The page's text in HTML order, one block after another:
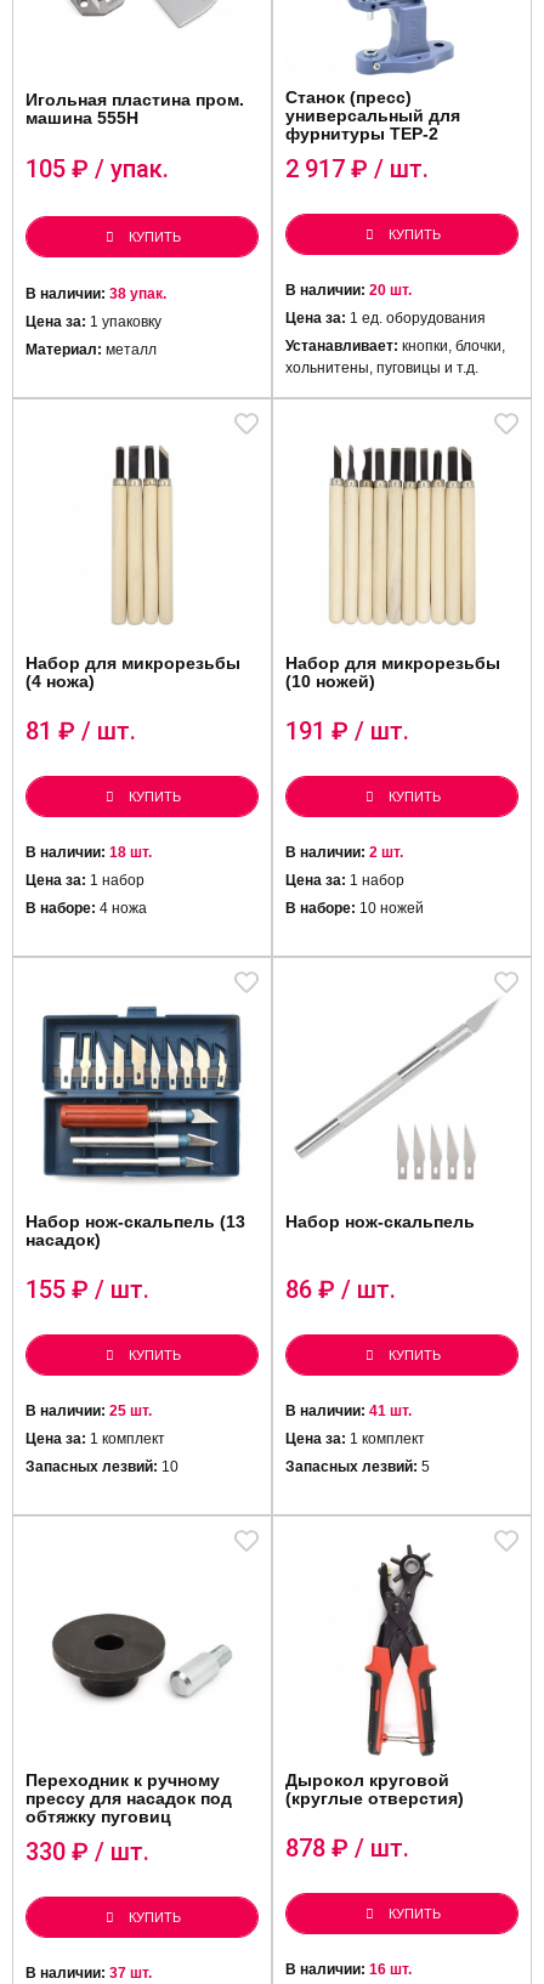
Игольная пластина пром.
машина 555H
105 ₽ / упак.
КУПИТЬ
В наличии: 38 упак.
Цена за: 1 упаковку
Материал: металл
Станок (пресс)
универсальный для
фурнитуры ТЕР-2
2 917 ₽ / шт.
КУПИТЬ
В наличии: 20 шт.
Цена за: 1 ед. оборудования
Устанавливает: кнопки, блочки,
хольнитены, пуговицы и т.д.
Набор для микрорезьбы
(4 ножа)
81 ₽ / шт.
КУПИТЬ
В наличии: 18 шт.
Цена за: 1 набор
В наборе: 4 ножа
Набор для микрорезьбы
(10 ножей)
191 ₽ / шт.
КУПИТЬ
В наличии: 2 шт.
Цена за: 1 набор
В наборе: 10 ножей
Набор нож-скальпель (13
насадок)
155 ₽ / шт.
КУПИТЬ
В наличии: 25 шт.
Цена за: 1 комплект
Запасных лезвий: 10
Набор нож-скальпель
86 ₽ / шт.
КУПИТЬ
В наличии: 41 шт.
Цена за: 1 комплект
Запасных лезвий: 5
Переходник к ручному
прессу для насадок под
обтяжку пуговиц
330 ₽ / шт.
КУПИТЬ
В наличии: 37 шт.
Дырокол круговой
(круглые отверстия)
878 ₽ / шт.
КУПИТЬ
В наличии: 16 шт.